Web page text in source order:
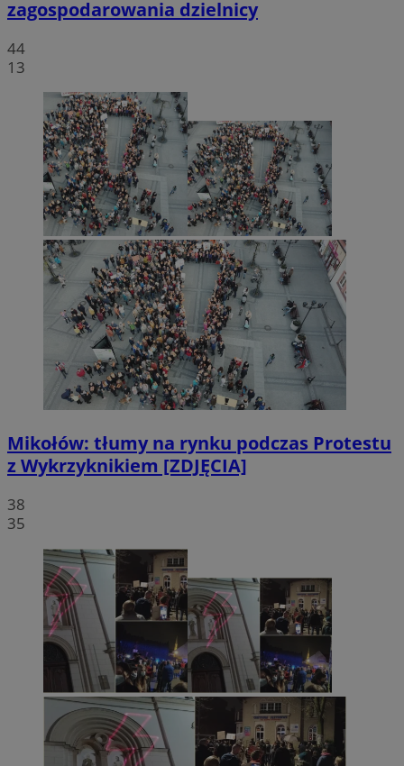
zagospodarowania dzielnicy
44
13
Mikołów: tłumy na rynku podczas Protestu
z Wykrzyknikiem [ZDJĘCIA]
38
35